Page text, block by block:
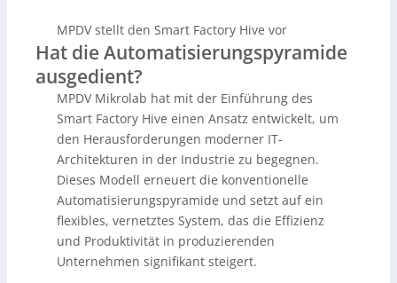
MPDV stellt den Smart Factory Hive vor
Hat die Automatisierungspyramide
ausgedient?
MPDV Mikrolab hat mit der Einführung des
Smart Factory Hive einen Ansatz entwickelt, um
den Herausforderungen moderner IT-
Architekturen in der Industrie zu begegnen.
Dieses Modell erneuert die konventionelle
Automatisierungspyramide und setzt auf ein
flexibles, vernetztes System, das die Effizienz
und Produktivität in produzierenden
Unternehmen signifikant steigert.